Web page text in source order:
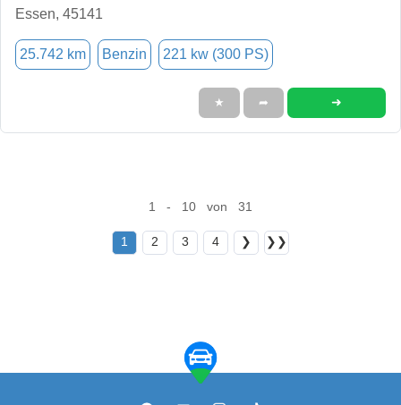
Essen, 45141
25.742 km Benzin 221 kw (300 PS)
★ ➦ ➜
1 - 10 von 31
1 2 3 4 ❯ ❯❯